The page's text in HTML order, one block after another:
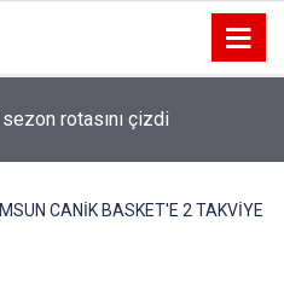
rotasını çizdi
CANİK BASKET'E 2 TAKVİYE